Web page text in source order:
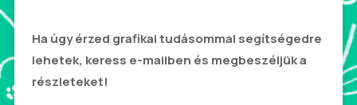
Ha úgy érzed grafikai tudásommal segítségedre
lehetek, keress e-mailben és megbeszéljük a
részleteket!